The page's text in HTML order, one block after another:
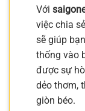
Với
việc chia
sẽ giúp
thống vào
được sự
dẻo thơm,
giòn béo.